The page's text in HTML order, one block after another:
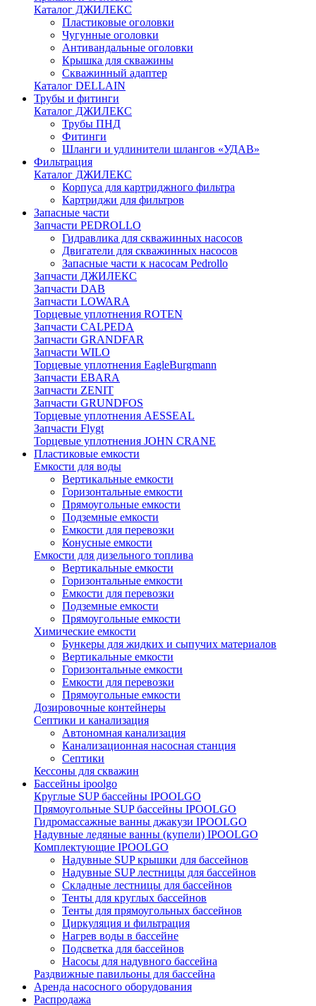
Каталог ДЖИЛЕКС
Пластиковые оголовки
Чугунные оголовки
Антивандальные оголовки
Крышка для скважины
Скважинный адаптер
Каталог DELLAIN
Трубы и фитинги
Каталог ДЖИЛЕКС
Трубы ПНД
Фитинги
Шланги и удлинители шлангов «УДАВ»
Фильтрация
Каталог ДЖИЛЕКС
Корпуса для картриджного фильтра
Картриджи для фильтров
Запасные части
Запчасти PEDROLLO
Гидравлика для скважинных насосов
Двигатели для скважинных насосов
Запасные части к насосам Pedrollo
Запчасти ДЖИЛЕКС
Запчасти DAB
Запчасти LOWARA
Торцевые уплотнения ROTEN
Запчасти CALPEDA
Запчасти GRANDFAR
Запчасти WILO
Торцевые уплотнения EagleBurgmann
Запчасти EBARA
Запчасти ZENIT
Запчасти GRUNDFOS
Торцевые уплотнения AESSEAL
Запчасти Flygt
Торцевые уплотнения JOHN CRANE
Пластиковые емкости
Емкости для воды
Вертикальные емкости
Горизонтальные емкости
Прямоугольные емкости
Подземные емкости
Емкости для перевозки
Конусные емкости
Емкости для дизельного топлива
Вертикальные емкости
Горизонтальные емкости
Емкости для перевозки
Подземные емкости
Прямоугольные емкости
Химические емкости
Бункеры для жидких и сыпучих материалов
Вертикальные емкости
Горизонтальные емкости
Емкости для перевозки
Прямоугольные емкости
Дозировочные контейнеры
Септики и канализация
Автономная канализация
Канализационная насосная станция
Септики
Кессоны для скважин
Бассейны ipoolgo
Круглые SUP бассейны IPOOLGO
Прямоугольные SUP бассейны IPOOLGO
Гидромассажные ванны джакузи IPOOLGO
Надувные ледяные ванны (купели) IPOOLGO
Комплектующие IPOOLGO
Надувные SUP крышки для бассейнов
Надувные SUP лестницы для бассейнов
Складные лестницы для бассейнов
Тенты для круглых бассейнов
Тенты для прямоугольных бассейнов
Циркуляция и фильтрация
Нагрев воды в бассейне
Подсветка для бассейнов
Насосы для надувного бассейна
Раздвижные павильоны для бассейна
Аренда насосного оборудования
Распродажа